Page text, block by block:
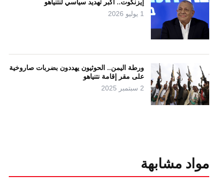
إيزنكوت.. أكبر تهديد سياسي لنتنياهو
1 يوليو 2026
ورطة اليمن.. الحوثيون يهددون بضربات صاروخية
على مقر إقامة نتنياهو
2 سبتمبر 2025
مواد مشابهة